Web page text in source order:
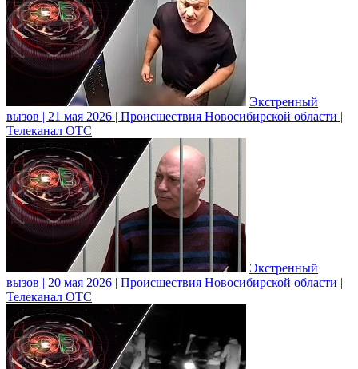
Экстренный
вызов | 21 мая 2026 | Происшествия Новосибирской области |
Телеканал ОТС
Экстренный
вызов | 20 мая 2026 | Происшествия Новосибирской области |
Телеканал ОТС